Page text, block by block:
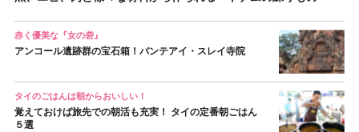
赤く優美な『女の砦』
アンコール遺跡群の宝石箱！バンテアイ・スレイ寺院
タイのごはんは朝からおいしい！
覚えておけば旅先での朝活も充実！ タイの定番朝ごはん
５選